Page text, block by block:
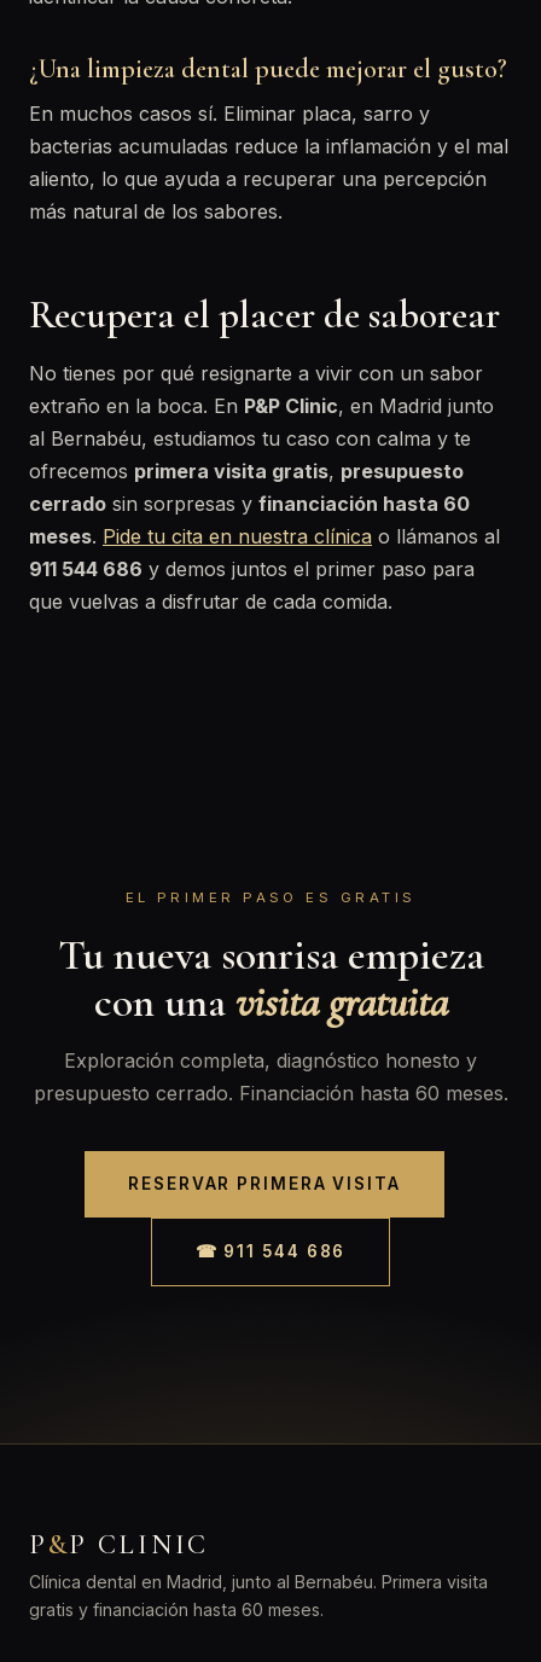
¿Una limpieza dental puede mejorar el gusto?
En muchos casos sí. Eliminar placa, sarro y
bacterias acumuladas reduce la inflamación y el mal
aliento, lo que ayuda a recuperar una percepción
más natural de los sabores.
Recupera el placer de saborear
No tienes por qué resignarte a vivir con un sabor
extraño en la boca. En P&P Clinic, en Madrid junto
al Bernabéu, estudiamos tu caso con calma y te
ofrecemos primera visita gratis, presupuesto
cerrado sin sorpresas y financiación hasta 60
meses. Pide tu cita en nuestra clínica o llámanos al
911 544 686 y demos juntos el primer paso para
que vuelvas a disfrutar de cada comida.
EL PRIMER PASO ES GRATIS
Tu nueva sonrisa empieza
con unavisita gratuita
Exploración completa, diagnóstico honesto y
presupuesto cerrado. Financiación hasta 60 meses.
RESERVAR PRIMERA VISITA
☎ 911 544 686
P&P CLINIC
Clínica dental en Madrid, junto al Bernabéu. Primera visita
gratis y financiación hasta 60 meses.